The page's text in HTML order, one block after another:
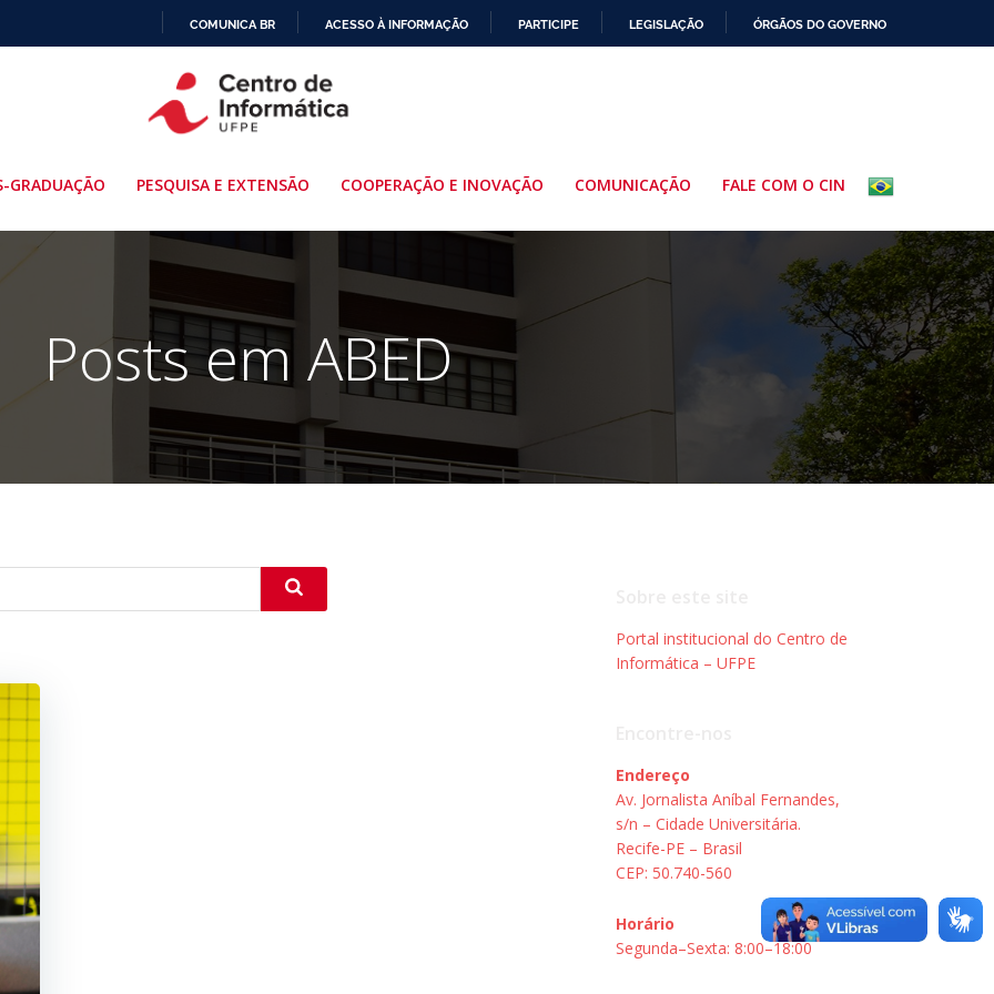
PARA
O
COMUNICA BR ACESSO À INFORMAÇÃO PARTICIPE LEGISLAÇÃO ÓRGÃOS DO GOVERNO
GRADUAÇÃO PESQUISA E EXTENSÃO COOPERAÇÃO E INOVAÇÃO COMUNICAÇÃO FALE COM O CIN
Posts em ABED
Portal institucional do Centro de
Informática – UFPE
Endereço
Av. Jornalista Aníbal Fernandes,
s/n – Cidade Universitária.
Recife-PE – Brasil
CEP: 50.740-560
Horário
Segunda–Sexta: 8:00–18:00